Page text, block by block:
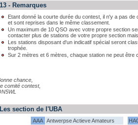
13 - Remarques
Etant donné la courte durée du contest, il n'y a pas
et sont reprises dans le même classement.
Un maximum de 10 QSO avec votre propre section
contacter plus de stations de votre propre section
Les stations disposant d'un indicatif spécial seront
trophée.
Sur 2 mètres et 6 mètres, chaque station ne peut être
chance,
comité contest,
Les section de l'UBA
AAA Antwerpse Actieve Amateurs